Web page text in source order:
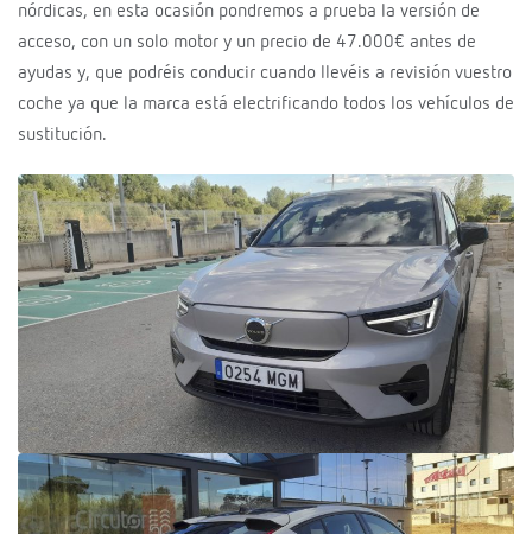
nórdicas, en esta ocasión pondremos a prueba la versión de
acceso, con un solo motor y un precio de 47.000€ antes de
ayudas y, que podréis conducir cuando llevéis a revisión vuestro
coche ya que la marca está electrificando todos los vehículos de
sustitución.